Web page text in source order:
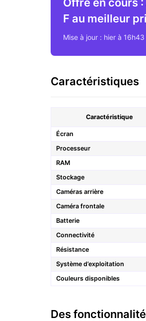
F au meilleur
Mise à jour : hier à 16h43
Caractéristiques
Caractéristique
Écran
Processeur
RAM
Stockage
Caméras arrière
Caméra frontale
Batterie
Connectivité
Résistance
Système d’exploitation
Couleurs disponibles
Des